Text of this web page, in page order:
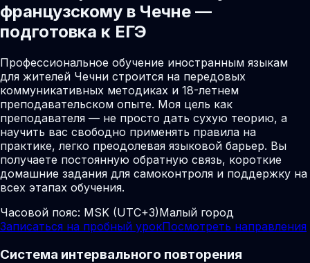
французскому в Чечне —
подготовка к ЕГЭ
Профессиональное обучение иностранным языкам
для жителей Чечни строится на передовых
коммуникативных методиках и 18-летнем
преподавательском опыте. Моя цель как
преподавателя — не просто дать сухую теорию, а
научить вас свободно применять правила на
практике, легко преодолевая языковой барьер. Вы
получаете постоянную обратную связь, короткие
домашние задания для самоконтроля и поддержку на
всех этапах обучения.
Часовой пояс: MSK (UTC+3)Малый город
Записаться на пробный урокПосмотреть направления
Система интервального повторения